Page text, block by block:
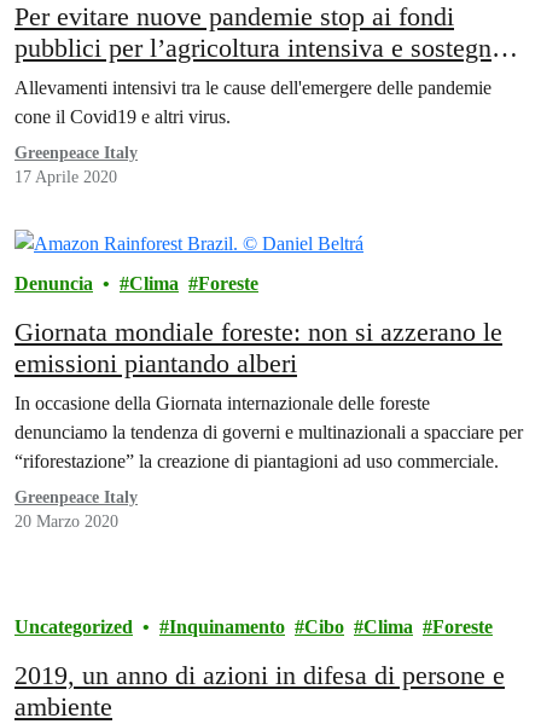
Per evitare nuove pandemie stop ai fondi
pubblici per l’agricoltura intensiva e sostegno
all’agricoltura su piccola scala
Allevamenti intensivi tra le cause dell'emergere delle pandemie
cone il Covid19 e altri virus.
Greenpeace Italy
17 Aprile 2020
Denuncia Clima Foreste
Giornata mondiale foreste: non si azzerano le
emissioni piantando alberi
In occasione della Giornata internazionale delle foreste
denunciamo la tendenza di governi e multinazionali a spacciare per
“riforestazione” la creazione di piantagioni ad uso commerciale.
Greenpeace Italy
20 Marzo 2020
Uncategorized Inquinamento Cibo Clima Foreste
2019, un anno di azioni in difesa di persone e
ambiente